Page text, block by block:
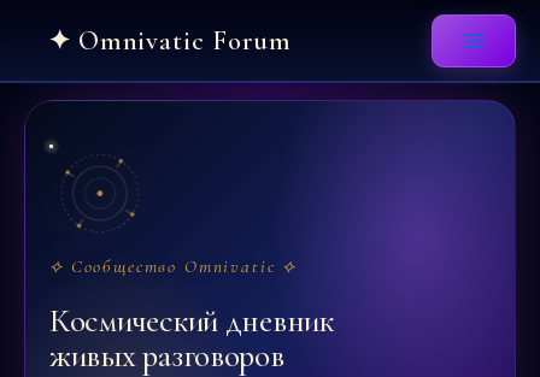
content
⟡ Сообщество Omnivatic ⟡
Космический дневник
живых разговоров